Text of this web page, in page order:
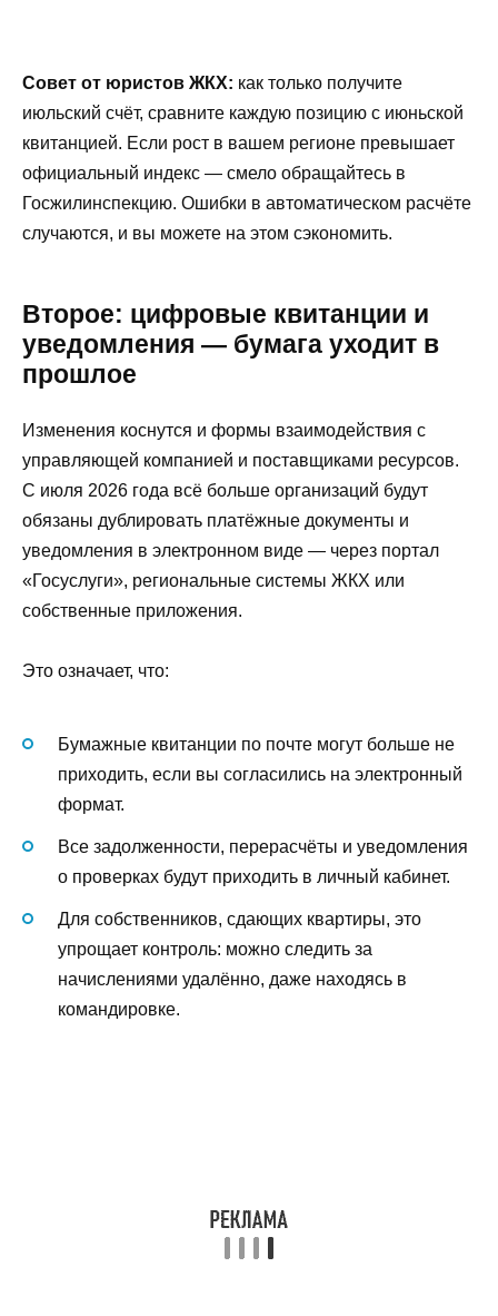
Совет от юристов ЖКХ: как только получите
июльский счёт, сравните каждую позицию с июньской
квитанцией. Если рост в вашем регионе превышает
официальный индекс — смело обращайтесь в
Госжилинспекцию. Ошибки в автоматическом расчёте
случаются, и вы можете на этом сэкономить.
Второе: цифровые квитанции и
уведомления — бумага уходит в
прошлое
Изменения коснутся и формы взаимодействия с
управляющей компанией и поставщиками ресурсов.
С июля 2026 года всё больше организаций будут
обязаны дублировать платёжные документы и
уведомления в электронном виде — через портал
«Госуслуги», региональные системы ЖКХ или
собственные приложения.
Это означает, что:
Бумажные квитанции по почте могут больше не
приходить, если вы согласились на электронный
формат.
Все задолженности, перерасчёты и уведомления
о проверках будут приходить в личный кабинет.
Для собственников, сдающих квартиры, это
упрощает контроль: можно следить за
начислениями удалённо, даже находясь в
командировке.